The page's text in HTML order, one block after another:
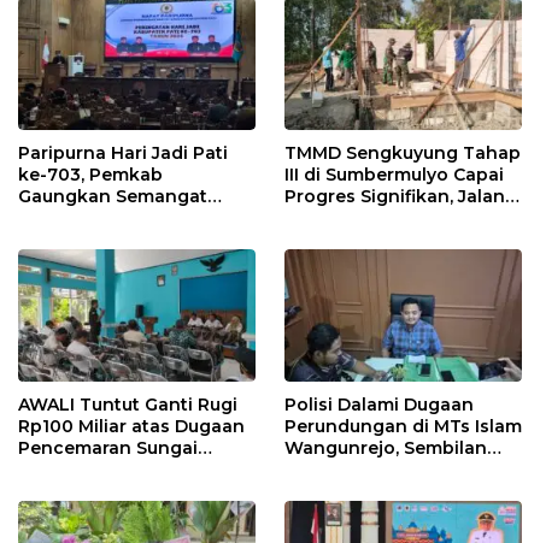
Paripurna Hari Jadi Pati
ke-703, Pemkab
Gaungkan Semangat
TMMD Sengkuyung Tahap
III di Sumbermulyo Capai
Progres Signifikan, Jalan
AWALI Tuntut Ganti Rugi
Rp100 Miliar atas Dugaan
Pencemaran Sungai
Polisi Dalami Dugaan
Perundungan di MTs Islam
Wangunrejo, Sembilan